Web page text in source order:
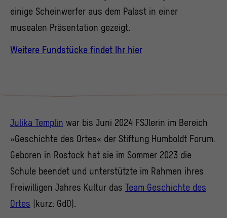
einige Scheinwerfer aus dem Palast in einer
musealen Präsentation gezeigt.
Weitere Fundstücke findet Ihr hier
Julika Templin war bis Juni 2024 FSJlerin im Bereich
»Geschichte des Ortes« der Stiftung Humboldt Forum.
Geboren in Rostock hat sie im Sommer 2023 die
Schule beendet und unterstützte im Rahmen ihres
Freiwilligen Jahres Kultur das Team Geschichte des
Ortes (kurz: GdO).
ausgewertet werden.
>